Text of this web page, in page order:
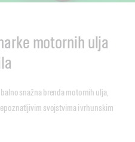
motornih ulja
snažna brenda motornih ulja,
svojstvima i vrhunskim